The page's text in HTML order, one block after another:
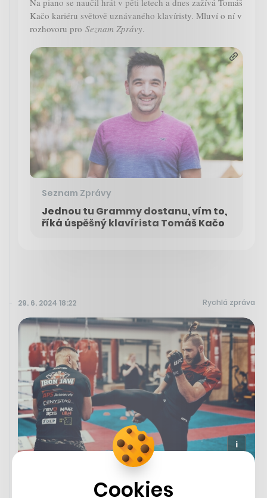
Kačo kariéru světově uznávaného klavíristy. Mluví o ní v
rozhovoru pro Seznam Zprávy.
Seznam Zprávy
Jednou tu Grammy dostanu, vím to,
říká úspěšný klavírista Tomáš Kačo
29. 6. 2024 18:22 Rychlá zpráva
Český zápasník Jiří Proházka bude v
neděli ráno bojovat o titul v UFC
Cookies